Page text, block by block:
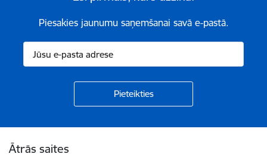
Piesakies jaunumu saņemšanai savā e-pastā.
Ātrās saites